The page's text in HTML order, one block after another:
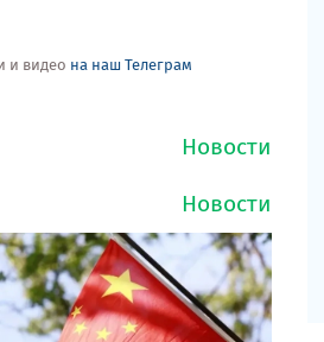
и видео на наш Телеграм